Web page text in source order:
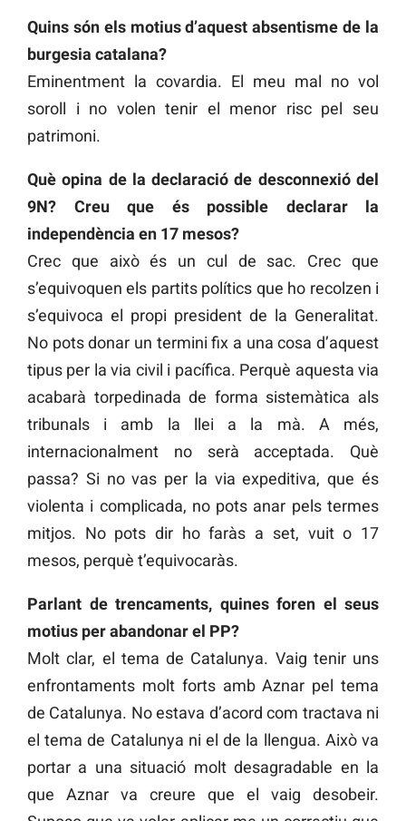
Quins són els motius d’aquest absentisme de la
burgesia catalana?
Eminentment la covardia. El meu mal no vol
soroll i no volen tenir el menor risc pel seu
patrimoni.
Què opina de la declaració de desconnexió del
9N? Creu que és possible declarar la
independència en 17 mesos?
Crec que això és un cul de sac. Crec que
s’equivoquen els partits polítics que ho recolzen i
s’equivoca el propi president de la Generalitat.
No pots donar un termini fix a una cosa d’aquest
tipus per la via civil i pacífica. Perquè aquesta via
acabarà torpedinada de forma sistemàtica als
tribunals i amb la llei a la mà. A més,
internacionalment no serà acceptada. Què
passa? Si no vas per la via expeditiva, que és
violenta i complicada, no pots anar pels termes
mitjos. No pots dir ho faràs a set, vuit o 17
mesos, perquè t’equivocaràs.
Parlant de trencaments, quines foren el seus
motius per abandonar el PP?
Molt clar, el tema de Catalunya. Vaig tenir uns
enfrontaments molt forts amb Aznar pel tema
de Catalunya. No estava d’acord com tractava ni
el tema de Catalunya ni el de la llengua. Això va
portar a una situació molt desagradable en la
que Aznar va creure que el vaig desobeir.